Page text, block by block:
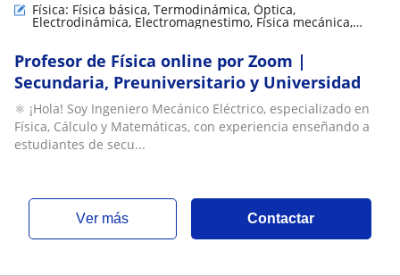
Física: Física básica, Termodinámica, Óptica,
Electrodinámica, Electromagnestimo, Física mecánica,
Profesor de Física online por Zoom |
Secundaria, Preuniversitario y Universidad
⚛️ ¡Hola! Soy Ingeniero Mecánico Eléctrico, especializado en
Física, Cálculo y Matemáticas, con experiencia enseñando a
estudiantes de secu...
ver más Contactar